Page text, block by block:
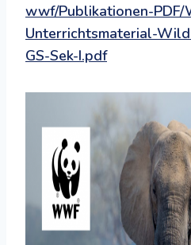
wwf/Publikationen-PDF/
Unterrichtsmaterial-
GS-Sek-I.pdf